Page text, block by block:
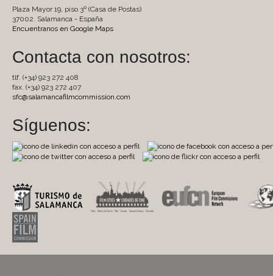
Plaza Mayor 19, piso 3º (Casa de Postas)
37002. Salamanca - España
Encuentranos en Google Maps
Contacta con nosotros:
tlf. (+34) 923 272 408
fax. (+34) 923 272 407
sfc@salamancafilmcommission.com
Síguenos: